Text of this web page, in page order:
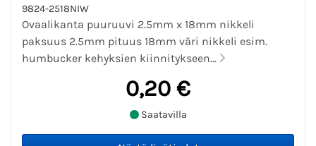
9824-2518NIW
Ovaalikanta puuruuvi 2.5mm x 18mm nikkeli
paksuus 2.5mm pituus 18mm väri nikkeli esim.
humbucker kehyksien kiinnitykseen...
0,20 €
Saatavilla